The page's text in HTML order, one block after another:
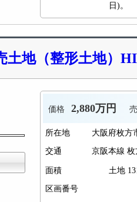
日)。
土地（整形土地）
価格 2,880万円
所在地 大阪府枚
交通 京阪本線 枚
面積 土地
区画番号